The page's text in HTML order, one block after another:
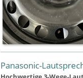
Panasonic-